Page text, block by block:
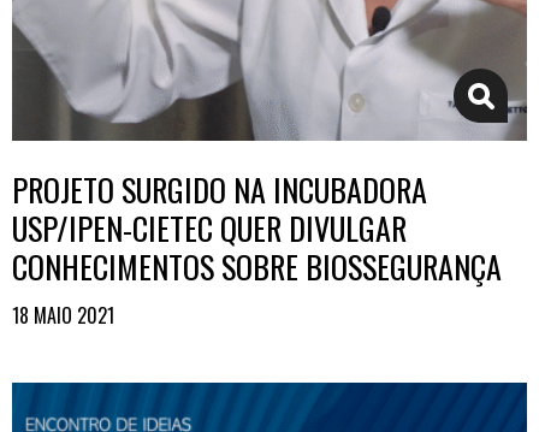
PROJETO SURGIDO NA INCUBADORA
USP/IPEN-CIETEC QUER DIVULGAR
CONHECIMENTOS SOBRE BIOSSEGURANÇA
18 MAIO 2021